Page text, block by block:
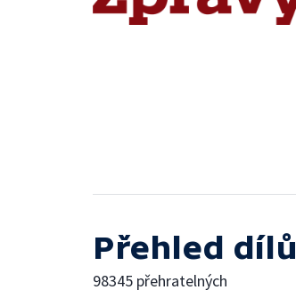
Přehled dílů
98345 přehratelných